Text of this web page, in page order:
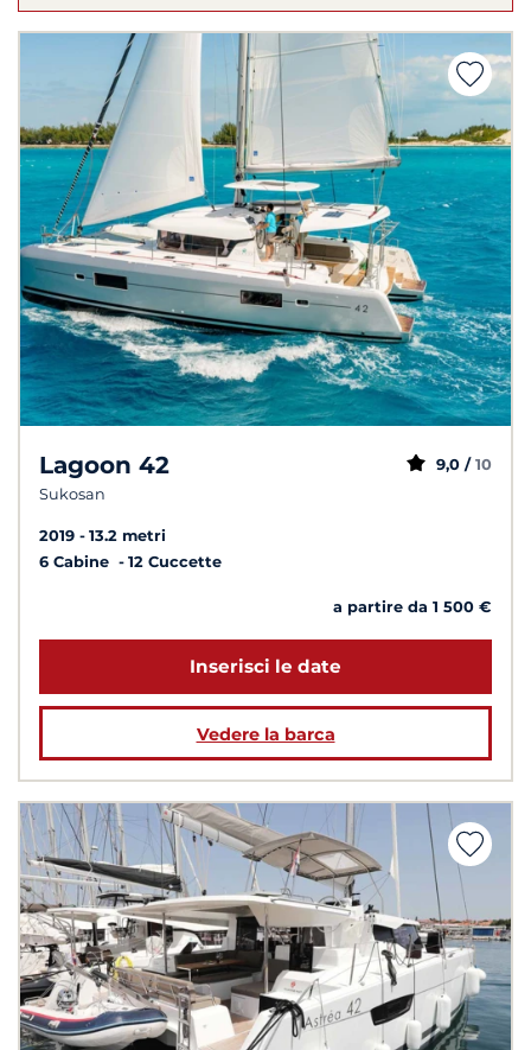
Lagoon 42
Sukosan
9,0 / 10
2019
13.2 metri
6 Cabine
12 Cuccette
a partire da 1 500 €
Inserisci le date
Vedere la barca